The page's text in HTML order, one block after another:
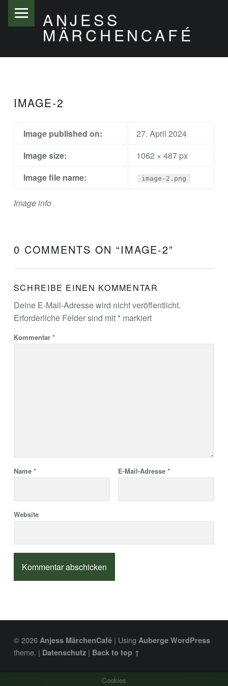
ANJESS
MÄRCHENCAFÉ
IMAGE-2
Image info
Image published on:
27. April 2024
Image size:
1062 × 487 px
Image file name:
image-2.png
0 COMMENTS ON “IMAGE-2”
SCHREIBE EINEN KOMMENTAR
Deine E-Mail-Adresse wird nicht veröffentlicht.
Erforderliche Felder sind mit *markiert
Kommentar *
Name * E-Mail-Adresse *
Website
© 2026 Anjess MärchenCafé | Using Auberge WordPress
theme. | Datenschutz | Back to top ↑
Cookies